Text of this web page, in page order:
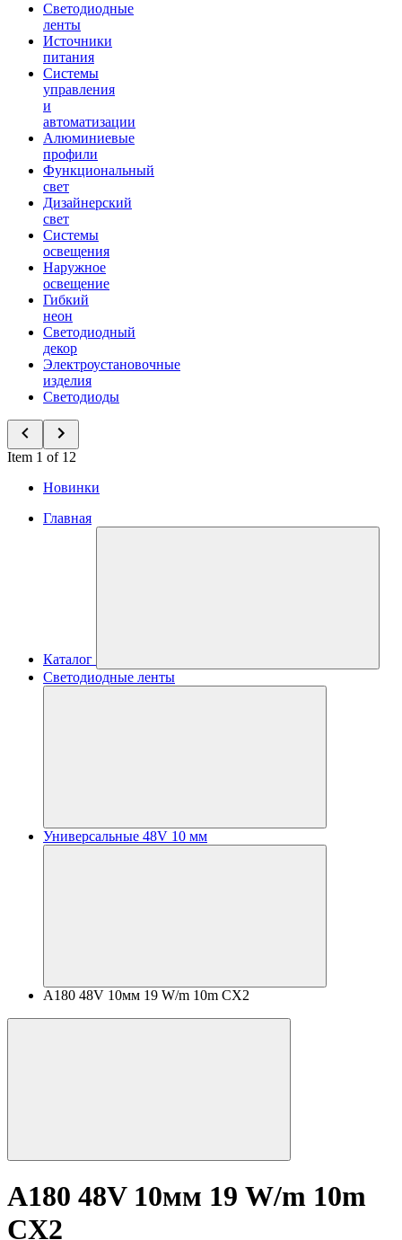
Светодиодные
ленты
Источники
питания
Системы
управления
и
автоматизации
Алюминиевые
профили
Функциональный
свет
Дизайнерский
свет
Системы
освещения
Наружное
освещение
Гибкий
неон
Светодиодный
декор
Электроустановочные
изделия
Светодиоды
Item 1 of 12
Новинки
Главная
Каталог
Светодиодные ленты
Универсальные 48V 10 мм
A180 48V 10мм 19 W/m 10m CX2
A180 48V 10мм 19 W/m 10m
CX2